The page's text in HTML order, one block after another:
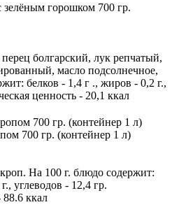
зелёным горошком 700 гр.
болгарский, лук репчатый,
масло подсолнечное,
белков - 1,4 г ., жиров - 0,2 г.,
ценность - 20,1 ккал
700 гр. (контейнер 1 л)
На 100 г. блюдо содержит:
углеводов - 12,4 гр.
88.6 ккал